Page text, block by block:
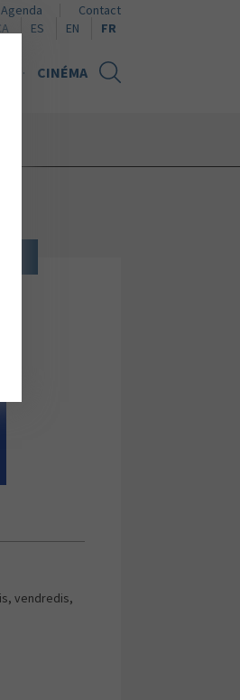
CINÉMA
Agenda
Contact
Naviguer en català
ES Naviguer en español
EN Browse in English
FR
vendredis,